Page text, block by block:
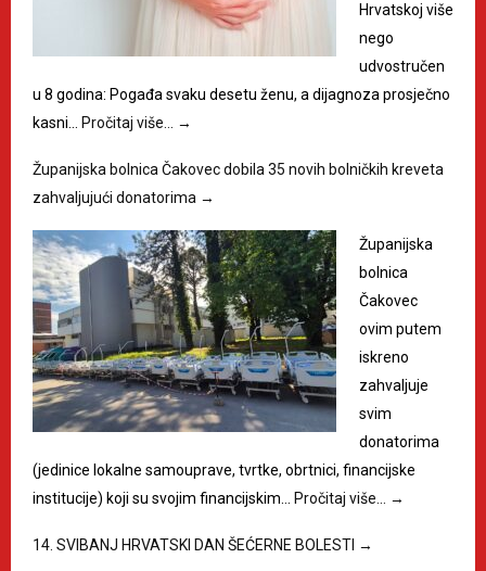
Hrvatskoj više
nego
udvostručen
u 8 godina: Pogađa svaku desetu ženu, a dijagnoza prosječno
kasni…
Pročitaj više… →
Županijska bolnica Čakovec dobila 35 novih bolničkih kreveta
zahvaljujući donatorima →
Županijska
bolnica
Čakovec
ovim putem
iskreno
zahvaljuje
svim
donatorima
(jedinice lokalne samouprave, tvrtke, obrtnici, financijske
institucije) koji su svojim financijskim…
Pročitaj više… →
14. SVIBANJ HRVATSKI DAN ŠEĆERNE BOLESTI →